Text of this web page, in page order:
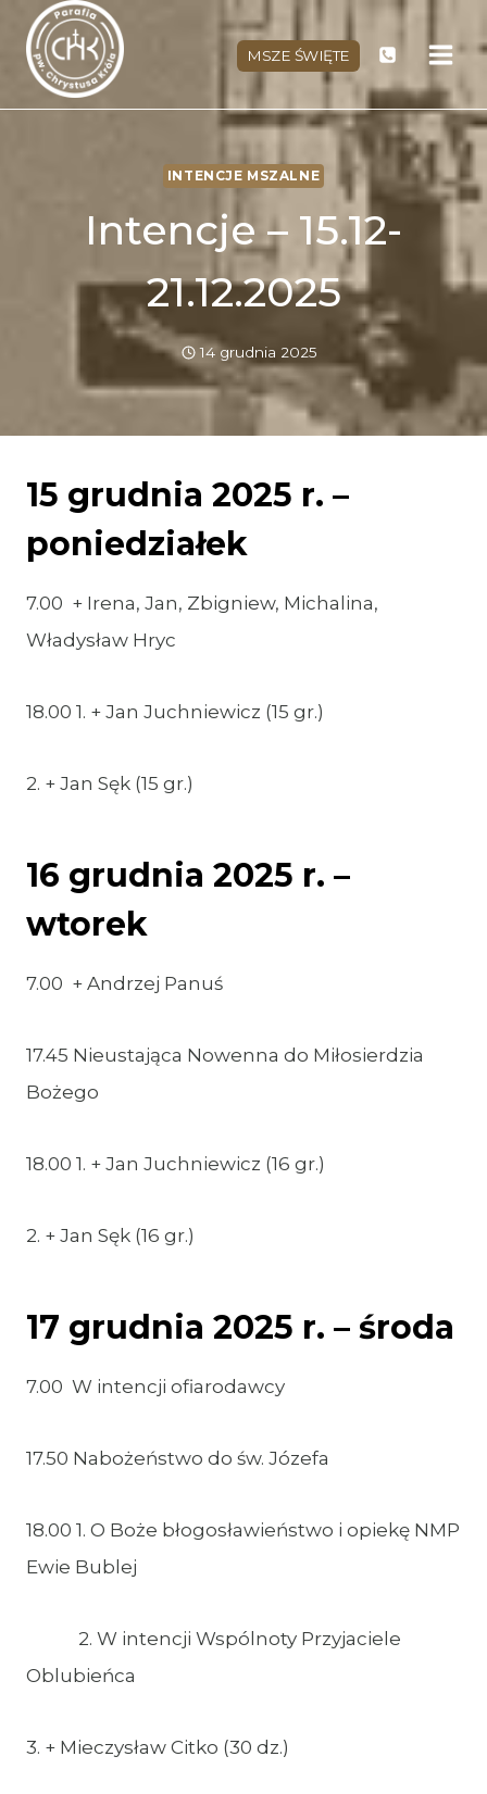
Przejdź
treści
MSZE ŚWIĘTE
INTENCJE MSZALNE
Intencje – 15.12-
21.12.2025
14 grudnia 2025
15 grudnia 2025 r. –
poniedziałek
7.00 + Irena, Jan, Zbigniew, Michalina,
Władysław Hryc
18.00 1. + Jan Juchniewicz (15 gr.)
2. + Jan Sęk (15 gr.)
16 grudnia 2025 r. –
wtorek
7.00 + Andrzej Panuś
17.45 Nieustająca Nowenna do Miłosierdzia
Bożego
18.00 1. + Jan Juchniewicz (16 gr.)
2. + Jan Sęk (16 gr.)
17 grudnia 2025 r. – środa
7.00 W intencji ofiarodawcy
17.50 Nabożeństwo do św. Józefa
18.00 1. O Boże błogosławieństwo i opiekę NMP
Ewie Bublej
2. W intencji Wspólnoty Przyjaciele
Oblubieńca
3. + Mieczysław Citko (30 dz.)